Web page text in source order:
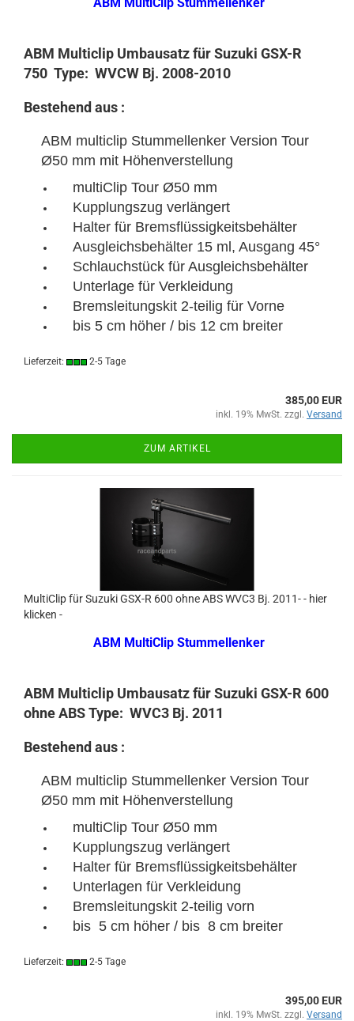
ABM Multiclip Umbausatz für Suzuki GSX-R
750 Type: WVCW Bj. 2008-2010
Bestehend aus :
ABM multiclip Stummellenker Version Tour
Ø50 mm mit Höhenverstellung
multiClip Tour Ø50 mm
Kupplungszug verlängert
Halter für Bremsflüssigkeitsbehälter
Ausgleichsbehälter 15 ml, Ausgang 45°
Schlauchstück für Ausgleichsbehälter
Unterlage für Verkleidung
Bremsleitungskit 2-teilig für Vorne
bis 5 cm höher / bis 12 cm breiter
Lieferzeit: 2-5 Tage
385,00 EUR
inkl. 19% MwSt. zzgl. Versand
ZUM ARTIKEL
MultiClip für Suzuki GSX-R 600 ohne ABS WVC3 Bj. 2011- - hier
klicken -
ABM MultiClip Stummellenker
ABM Multiclip Umbausatz für Suzuki GSX-R 600
ohne ABS Type: WVC3 Bj. 2011
Bestehend aus :
ABM multiclip Stummellenker Version Tour
Ø50 mm mit Höhenverstellung
multiClip Tour Ø50 mm
Kupplungszug verlängert
Halter für Bremsflüssigkeitsbehälter
Unterlagen für Verkleidung
Bremsleitungskit 2-teilig vorn
bis 5 cm höher / bis 8 cm breiter
Lieferzeit: 2-5 Tage
395,00 EUR
inkl. 19% MwSt. zzgl. Versand